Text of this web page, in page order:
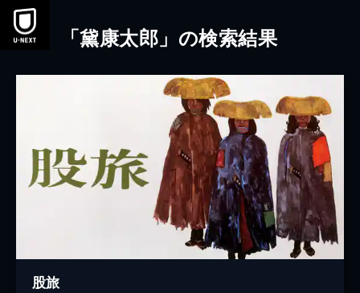
本文へスキップ
「黛康太郎」の検索結果
股旅